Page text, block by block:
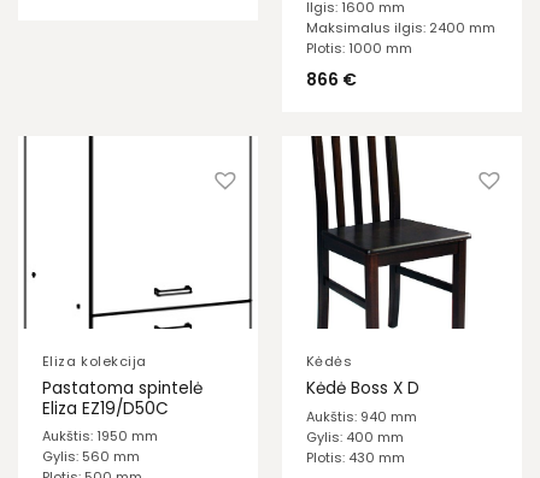
Ilgis: 1600 mm
Maksimalus ilgis: 2400 mm
Plotis: 1000 mm
866 €
Eliza kolekcija
Pastatoma spintelė
Eliza EZ19/D50C
Aukštis: 1950 mm
Gylis: 560 mm
Kėdės
Kėdė Boss X D
Aukštis: 940 mm
Gylis: 400 mm
Plotis: 430 mm